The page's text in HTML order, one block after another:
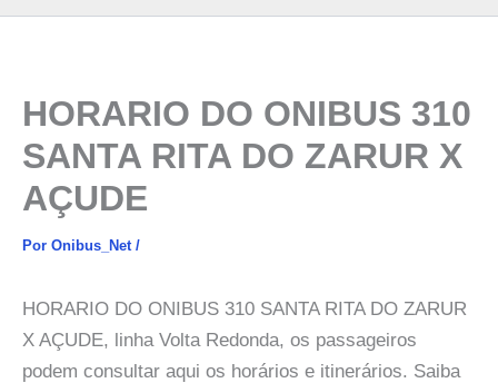
HORARIO DO ONIBUS 310
SANTA RITA DO ZARUR X
AÇUDE
Por Onibus_Net /
HORARIO DO ONIBUS 310 SANTA RITA DO ZARUR
X AÇUDE, linha Volta Redonda, os passageiros
podem consultar aqui os horários e itinerários. Saiba